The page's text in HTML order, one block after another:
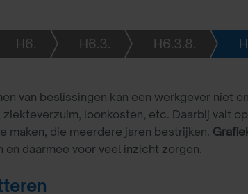
H6. H6.3. H6.3.8.
van beslissingen kan een werkgever niet
ziekteverzuim, loonkosten, etc. Daarbij valt
maken, die meerdere jaren bestrijken.
en daarmee voor veel inzicht zorgen.